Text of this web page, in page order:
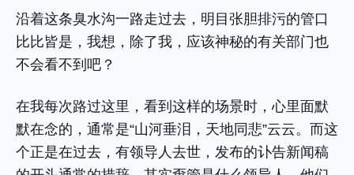
沿着这条臭水沟一路走过去，明目张胆排污的管口
比比皆是，我想，除了我，应该神秘的有关部门也
不会看不到吧？
在我每次路过这里，看到这样的场景时，心里面默
默在念的，通常是“山河垂泪，天地同悲”云云。而这
个正是在过去，有领导人去世，发布的讣告新闻稿